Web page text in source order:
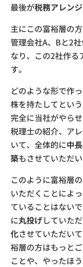
最後が税務アレンジ
主にこの富裕層の
管理会社A、Bと2
なり、この2社作る
す。
どのような形で作
株を持たしてとい
完全に当社がやら
税理士の紹介、ア
いて、全体的に中
築もさせていただい
このように富裕層
いただくことによ
ていることはない
に丸投げしていた
化させていただい
裕層の方はもっと
ことや、やったほ